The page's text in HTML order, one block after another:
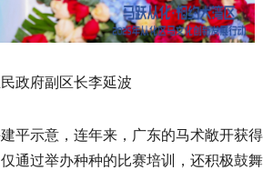
政府副区长李延波
平示意，连年来，广东的马术敞开获得
通过举办种种的比赛培训，还积极鼓舞